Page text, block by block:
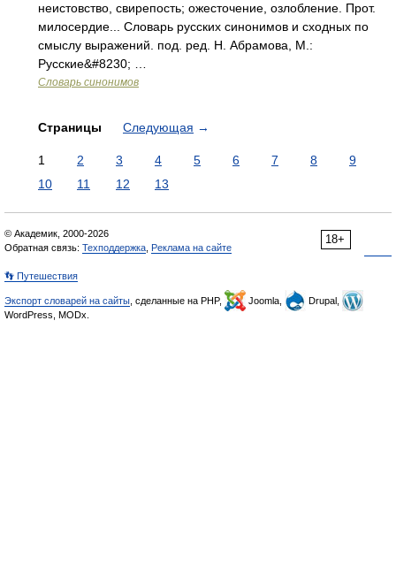
неистовство, свирепость; ожесточение, озлобление. Прот.
милосердие... Словарь русских синонимов и сходных по
смыслу выражений. под. ред. Н. Абрамова, М.:
Русские&#8230; …
Словарь синонимов
Страницы Следующая →
1 2 3 4 5 6 7 8
9
10
11 12 13
18+
© Академик, 2000-2026
Обратная связь: Техподдержка Реклама на сайте
👣 Путешествия
Экспорт словарей на сайты , сделанные на PHP, Joomla,
Drupal,
WordPress, MODx.